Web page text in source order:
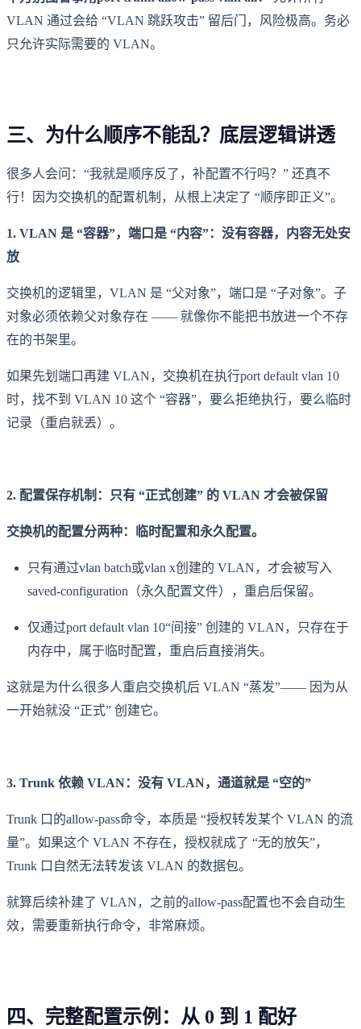
VLAN 通过会给 “VLAN 跳跃攻击” 留后门，风险极高。务必
只允许实际需要的 VLAN。
三、为什么顺序不能乱？底层逻辑讲透
很多人会问：“我就是顺序反了，补配置不行吗？” 还真不
行！因为交换机的配置机制，从根上决定了 “顺序即正义”。
1. VLAN 是 “容器”，端口是 “内容”：没有容器，内容无处安
放
交换机的逻辑里，VLAN 是 “父对象”，端口是 “子对象”。子
对象必须依赖父对象存在 —— 就像你不能把书放进一个不存
在的书架里。
如果先划端口再建 VLAN，交换机在执行port default vlan 10
时，找不到 VLAN 10 这个 “容器”，要么拒绝执行，要么临时
记录（重启就丢）。
2. 配置保存机制：只有 “正式创建” 的 VLAN 才会被保留
交换机的配置分两种：临时配置和永久配置。
只有通过vlan batch或vlan x创建的 VLAN，才会被写入
saved-configuration（永久配置文件），重启后保留。
仅通过port default vlan 10“间接” 创建的 VLAN，只存在于
内存中，属于临时配置，重启后直接消失。
这就是为什么很多人重启交换机后 VLAN “蒸发”—— 因为从
一开始就没 “正式” 创建它。
3. Trunk 依赖 VLAN：没有 VLAN，通道就是 “空的”
Trunk 口的allow-pass命令，本质是 “授权转发某个 VLAN 的流
量”。如果这个 VLAN 不存在，授权就成了 “无的放矢”，
Trunk 口自然无法转发该 VLAN 的数据包。
就算后续补建了 VLAN，之前的allow-pass配置也不会自动生
效，需要重新执行命令，非常麻烦。
四、完整配置示例：从 0 到 1 配好